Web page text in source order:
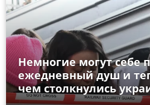
Немногие могут себе
ежедневный душ и
чем столкнулись